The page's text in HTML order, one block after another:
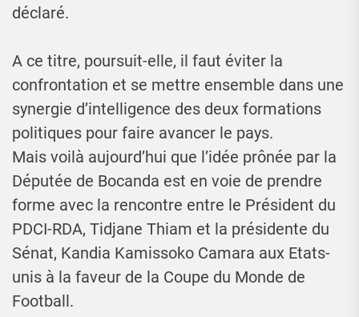
déclaré.
A ce titre, poursuit-elle, il faut éviter la
confrontation et se mettre ensemble dans une
synergie d’intelligence des deux formations
politiques pour faire avancer le pays.
Mais voilà aujourd’hui que l’idée prônée par la
Députée de Bocanda est en voie de prendre
forme avec la rencontre entre le Président du
PDCI-RDA, Tidjane Thiam et la présidente du
Sénat, Kandia Kamissoko Camara aux Etats-
unis à la faveur de la Coupe du Monde de
Football.